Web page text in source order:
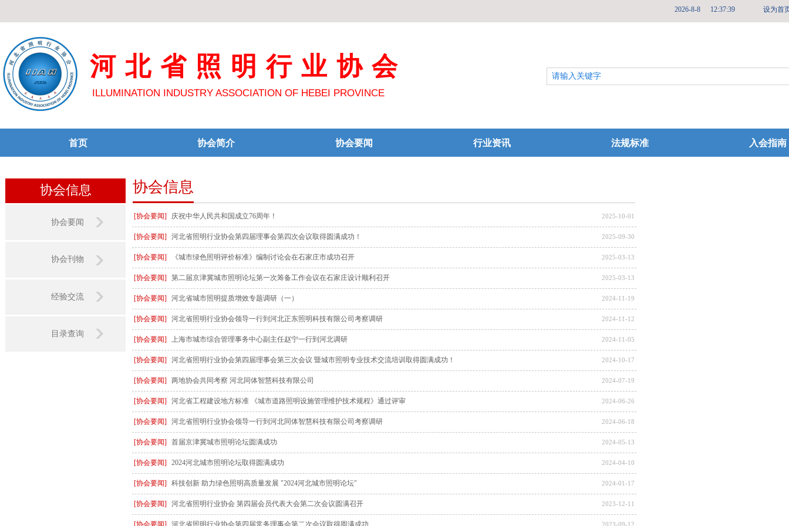
设为首
2026-8-8 12:37:39
首页 协会简介 协会要闻 行业资讯 法规标准 入会指南
河北省照明行业协会
ILLUMINATION INDUSTRY ASSOCIATION OF HEBEI PROVINCE
协会信息
[协会要闻] 庆祝中华人民共和国成立76周年！ 2025-10-01
[协会要闻] 河北省照明行业协会第四届理事会第四次会议取得圆满成功！ 2025-09-30
[协会要闻] 《城市绿色照明评价标准》编制讨论会在石家庄市成功召开 2025-03-13
[协会要闻] 第二届京津冀城市照明论坛第一次筹备工作会议在石家庄设计顺利召开 2025-03-13
[协会要闻] 河北省城市照明提质增效专题调研（一） 2024-11-19
[协会要闻] 河北省照明行业协会领导一行到河北正东照明科技有限公司考察调研 2024-11-12
[协会要闻] 上海市城市综合管理事务中心副主任赵宁一行到河北调研 2024-11-05
[协会要闻] 河北省照明行业协会第四届理事会第三次会议 暨城市照明专业技术交流培训取得圆满成功！ 2024-10-17
[协会要闻] 两地协会共同考察 河北同体智慧科技有限公司 2024-07-19
[协会要闻] 河北省工程建设地方标准 《城市道路照明设施管理维护技术规程》通过评审 2024-06-26
[协会要闻] 河北省照明行业协会领导一行到河北同体智慧科技有限公司考察调研 2024-06-18
[协会要闻] 首届京津冀城市照明论坛圆满成功 2024-05-13
[协会要闻] 2024河北城市照明论坛取得圆满成功 2024-04-10
[协会要闻] 科技创新 助力绿色照明高质量发展 "2024河北城市照明论坛" 2024-01-17
[协会要闻] 河北省照明行业协会 第四届会员代表大会第二次会议圆满召开 2023-12-11
[协会要闻] 河北省照明行业协会第四届常务理事会第二次会议取得圆满成功 2023-09-12
协会信息
协会要闻
协会刊物
经验交流
目录查询